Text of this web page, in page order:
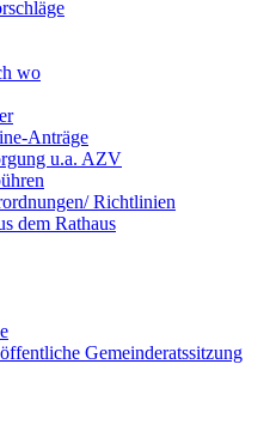
wo
Anträge
u.a. AZV
Richtlinien
dem Rathaus
Gemeinderatssitzung